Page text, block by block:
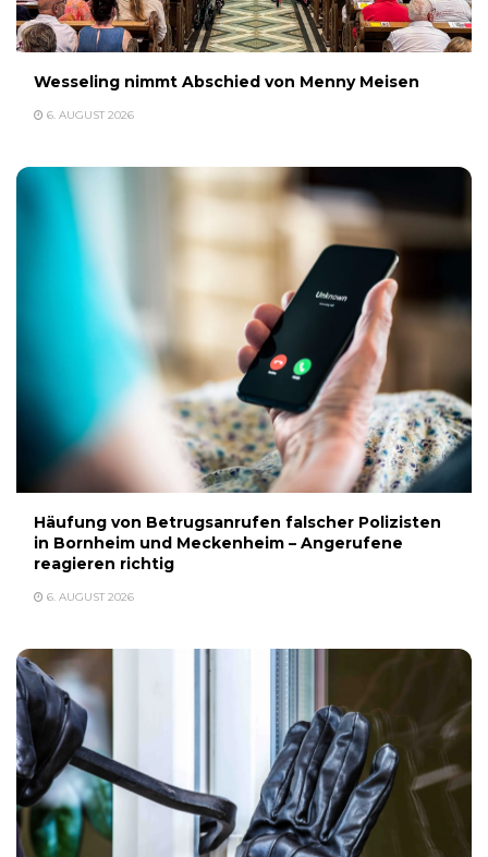
Wesseling nimmt Abschied von Menny Meisen
6. AUGUST 2026
Häufung von Betrugsanrufen falscher Polizisten
in Bornheim und Meckenheim – Angerufene
reagieren richtig
6. AUGUST 2026